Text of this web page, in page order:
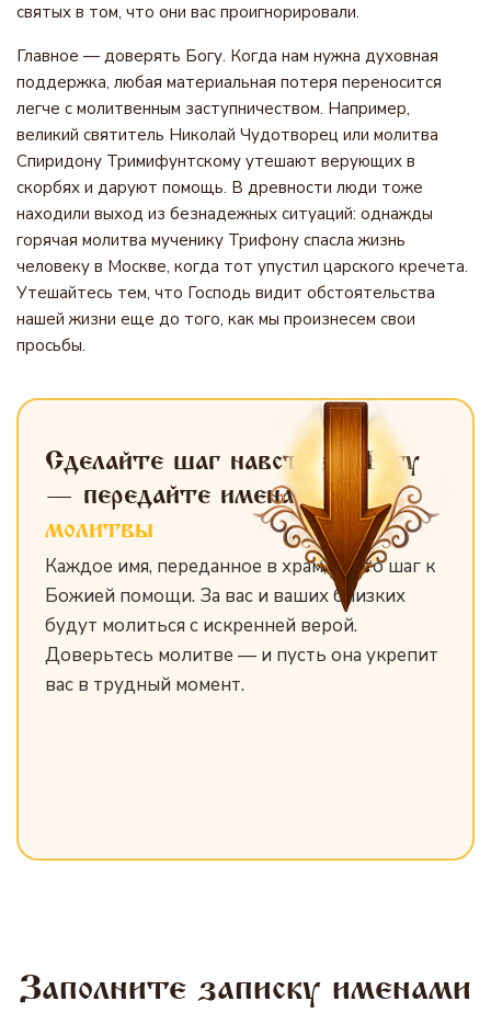
святых в том, что они вас проигнорировали.
Главное — доверять Богу. Когда нам нужна духовная
поддержка, любая материальная потеря переносится
легче с молитвенным заступничеством. Например,
великий святитель Николай Чудотворец или молитва
Спиридону Тримифунтскому утешают верующих в
скорбях и даруют помощь. В древности люди тоже
находили выход из безнадежных ситуаций: однажды
горячая молитва мученику Трифону спасла жизнь
человеку в Москве, когда тот упустил царского кречета.
Утешайтесь тем, что Господь видит обстоятельства
нашей жизни еще до того, как мы произнесем свои
просьбы.
Сделайте шаг навстречу Богу
— передайте именадля
молитвы
Каждое имя, переданное в храм, — это шаг к
Божией помощи. За вас и ваших близких
будут молиться с искренней верой.
Доверьтесь молитве — и пусть она укрепит
вас в трудный момент.
Заполните записку именами